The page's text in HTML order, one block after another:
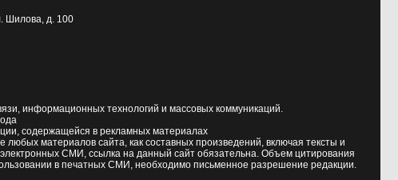
Шилова, д. 100
информационных технологий и массовых коммуникаций.
содержащейся в рекламных материалах
материалов сайта, как составных произведений, включая тексты и
СМИ, ссылка на данный сайт обязательна. Объем цитирования
в печатных СМИ, необходимо письменное разрешение редакции.